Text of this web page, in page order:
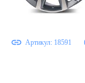
Артикул: 18591